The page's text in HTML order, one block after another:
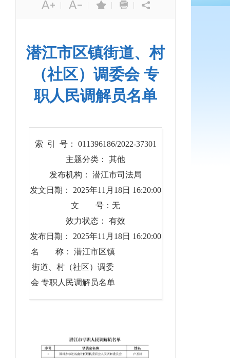
| | | |
潜江市区镇街道、村
（社区）调委会 专
职人民调解员名单
索 引 号： 011396186/2022-37301
主题分类： 其他
发布机构： 潜江市司法局
发文日期： 2025年11月18日 16:20:00
文 号：无
效力状态： 有效
发布日期： 2025年11月18日 16:20:00
名 称： 潜江市区镇
街道、村（社区）调委
会 专职人民调解员名单